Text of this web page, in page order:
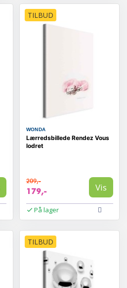
TILBUD
WONDA
Lærredsbillede Rendez Vous
lodret
209,-
179,- Vis
På lager
TILBUD